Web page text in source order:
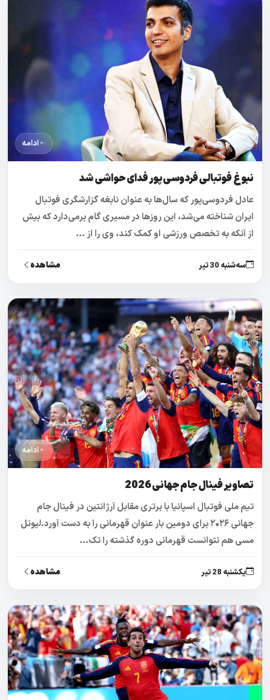
ادامه
نبوغ فوتبالی فردوسی‌پور فدای حواشی شد
عادل فردوسی‌پور که سال‌ها به عنوان نابغه گزارشگری فوتبال
ایران شناخته می‌شد، این روزها در مسیری گام برمی‌دارد که بیش
از آنکه به تخصص ورزشی او کمک کند، وی را از ...
سه‌شنبه 30 تیر مشاهده
ادامه
تصاویر فینال جام جهانی 2026
تیم ملی فوتبال اسپانیا با برتری مقابل آرژانتین در فینال جام
جهانی ۲۰۲۶ برای دومین بار عنوان قهرمانی را به دست آورد.لیونل
مسی هم نتوانست قهرمانی دوره گذشته را تک...
یکشنبه 28 تیر مشاهده